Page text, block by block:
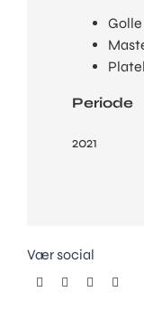
Golle
Periode
2021
Vær social